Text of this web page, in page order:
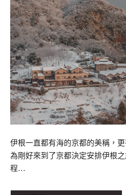
伊根一直都有海的京都的美稱，
為剛好來到了京都決定安排伊根
程…